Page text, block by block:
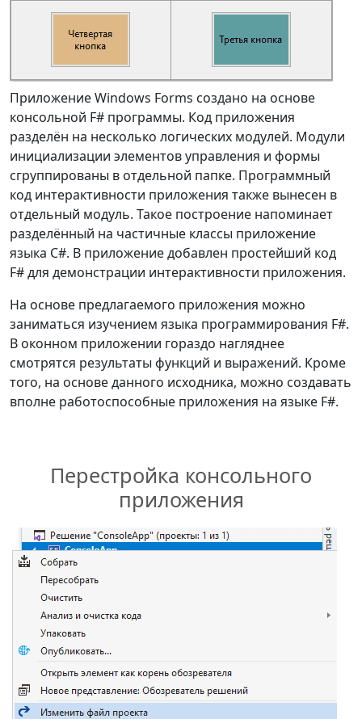
Приложение Windows Forms создано на основе
консольной F# программы. Код приложения
разделён на несколько логических модулей. Модули
инициализации элементов управления и формы
сгруппированы в отдельной папке. Программный
код интерактивности приложения также вынесен в
отдельный модуль. Такое построение напоминает
разделённый на частичные классы приложение
языка C#. В приложение добавлен простейший код
F# для демонстрации интерактивности приложения.
На основе предлагаемого приложения можно
заниматься изучением языка программирования F#.
В оконном приложении гораздо нагляднее
смотрятся результаты функций и выражений. Кроме
того, на основе данного исходника, можно создавать
вполне работоспособные приложения на языке F#.
Перестройка консольного
приложения